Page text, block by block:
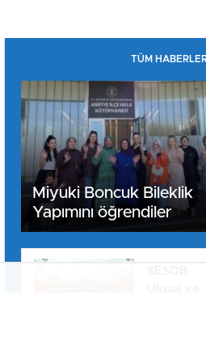
TÜM
Miyuki Boncuk Bileklik
Yapımını öğrendiler